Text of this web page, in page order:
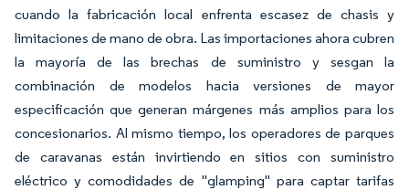
cuando la fabricación local enfrenta escasez de chasis y
limitaciones de mano de obra. Las importaciones ahora cubren
la mayoría de las brechas de suministro y sesgan la
combinación de modelos hacia versiones de mayor
especificación que generan márgenes más amplios para los
concesionarios. Al mismo tiempo, los operadores de parques
de caravanas están invirtiendo en sitios con suministro
eléctrico y comodidades de "glamping" para captar tarifas